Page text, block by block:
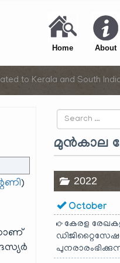
Home About
to Kerala and South
)
Search
for
മുൻകാല
2022
October
കേരള